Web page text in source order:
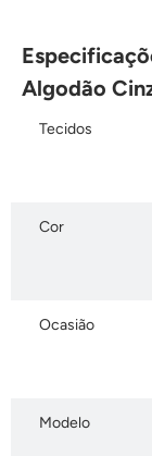
Algodão
Tecidos
Cor
Ocasião
Modelo